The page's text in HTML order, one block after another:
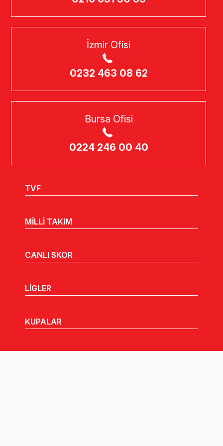
İzmir Ofisi
0232 463 08 62
Bursa Ofisi
0224 246 00 40
TVF
MİLLİ TAKIM
CANLI SKOR
LİGLER
KUPALAR